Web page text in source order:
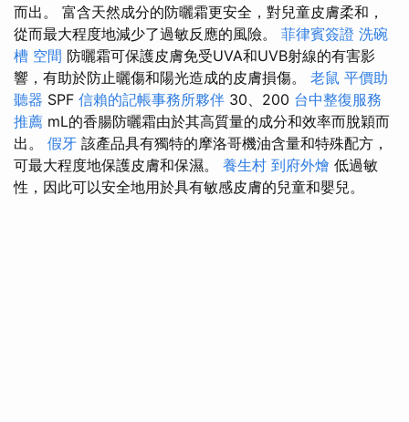
而出。 富含天然成分的防曬霜更安全，對兒童皮膚柔和，
從而最大程度地減少了過敏反應的風險。 菲律賓簽證 洗碗
槽 空間 防曬霜可保護皮膚免受UVA和UVB射線的有害影
響，有助於防止曬傷和陽光造成的皮膚損傷。 老鼠 平價助
聽器 SPF 信賴的記帳事務所夥伴 30、200 台中整復服務
推薦 mL的香腸防曬霜由於其高質量的成分和效率而脫穎而
出。 假牙 該產品具有獨特的摩洛哥機油含量和特殊配方，
可最大程度地保護皮膚和保濕。 養生村 到府外燴 低過敏
性，因此可以安全地用於具有敏感皮膚的兒童和嬰兒。